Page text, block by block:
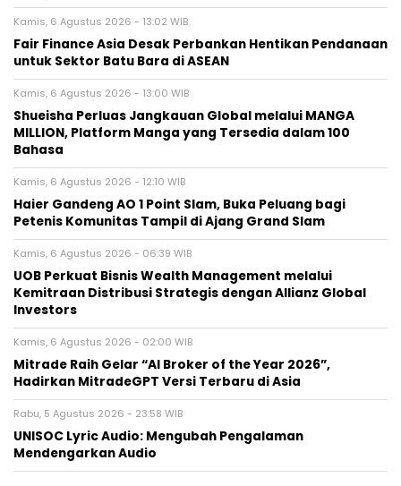
Kamis, 6 Agustus 2026 - 13:02 WIB
Fair Finance Asia Desak Perbankan Hentikan Pendanaan
untuk Sektor Batu Bara di ASEAN
Kamis, 6 Agustus 2026 - 13:00 WIB
Shueisha Perluas Jangkauan Global melalui MANGA
MILLION, Platform Manga yang Tersedia dalam 100
Bahasa
Kamis, 6 Agustus 2026 - 12:10 WIB
Haier Gandeng AO 1 Point Slam, Buka Peluang bagi
Petenis Komunitas Tampil di Ajang Grand Slam
Kamis, 6 Agustus 2026 - 06:39 WIB
UOB Perkuat Bisnis Wealth Management melalui
Kemitraan Distribusi Strategis dengan Allianz Global
Investors
Kamis, 6 Agustus 2026 - 02:00 WIB
Mitrade Raih Gelar “AI Broker of the Year 2026”,
Hadirkan MitradeGPT Versi Terbaru di Asia
Rabu, 5 Agustus 2026 - 23:58 WIB
UNISOC Lyric Audio: Mengubah Pengalaman
Mendengarkan Audio